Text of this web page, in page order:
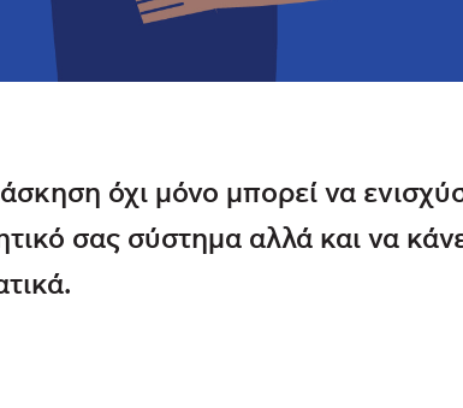
όχι μόνο μπορεί να
σας σύστημα αλλά και να